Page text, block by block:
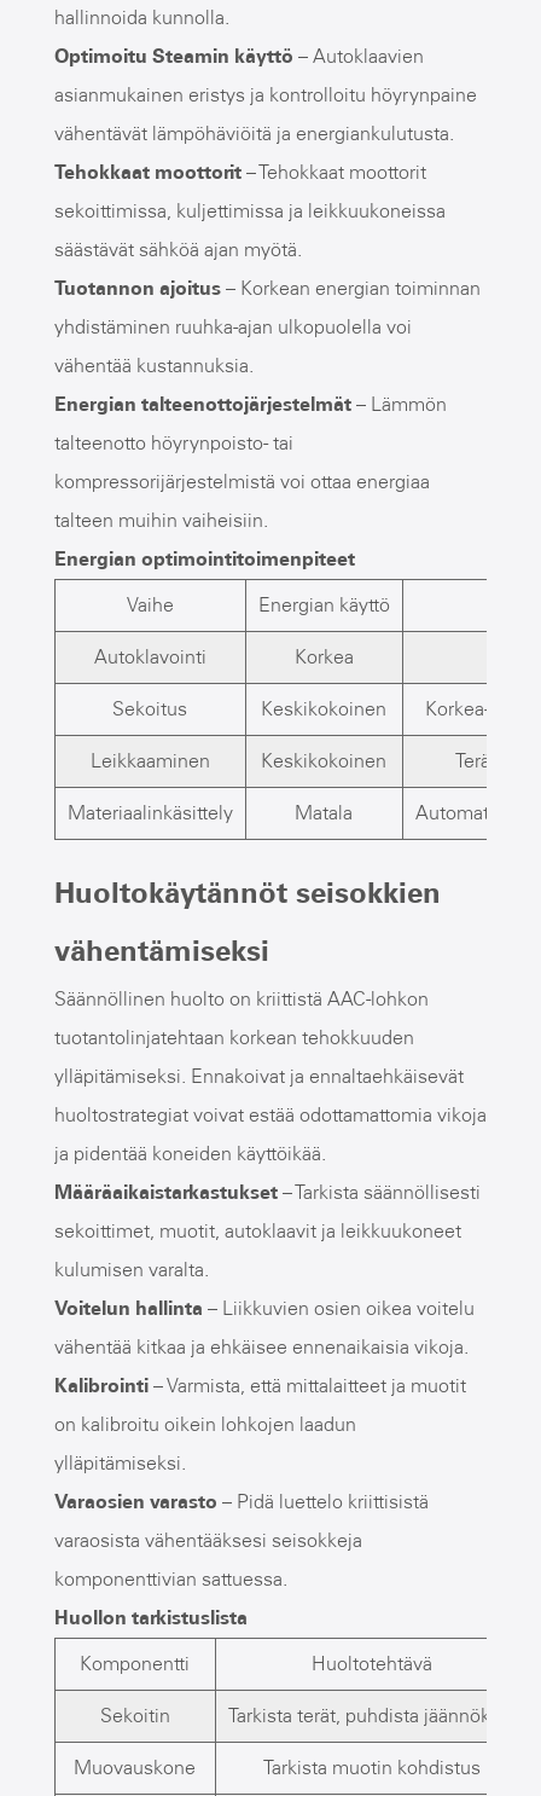
hallinnoida kunnolla.
Optimoitu Steamin käyttö – Autoklaavien
asianmukainen eristys ja kontrolloitu höyrynpaine
vähentävät lämpöhäviöitä ja energiankulutusta.
Tehokkaat moottorit – Tehokkaat moottorit
sekoittimissa, kuljettimissa ja leikkuukoneissa
säästävät sähköä ajan myötä.
Tuotannon ajoitus – Korkean energian toiminnan
yhdistäminen ruuhka-ajan ulkopuolella voi
vähentää kustannuksia.
Energian talteenottojärjestelmät – Lämmön
talteenotto höyrynpoisto- tai
kompressorijärjestelmistä voi ottaa energiaa
talteen muihin vaiheisiin.
Energian optimointitoimenpiteet
Vaihe
Energian käyttö
Autoklavointi Korkea
Sekoitus Keskikokoinen Korkea-
Leikkaaminen Keskikokoinen Terän
Materiaalinkäsittely Matala
Huoltokäytännöt seisokkien
vähentämiseksi
Säännöllinen huolto on kriittistä AAC-lohkon
tuotantolinjatehtaan korkean tehokkuuden
ylläpitämiseksi. Ennakoivat ja ennaltaehkäisevät
huoltostrategiat voivat estää odottamattomia vikoja
ja pidentää koneiden käyttöikää.
Määräaikaistarkastukset – Tarkista säännöllisesti
sekoittimet, muotit, autoklaavit ja leikkuukoneet
kulumisen varalta.
Voitelun hallinta – Liikkuvien osien oikea voitelu
vähentää kitkaa ja ehkäisee ennenaikaisia vikoja.
Kalibrointi – Varmista, että mittalaitteet ja muotit
on kalibroitu oikein lohkojen laadun
ylläpitämiseksi.
Varaosien varasto – Pidä luettelo kriittisistä
varaosista vähentääksesi seisokkeja
komponenttivian sattuessa.
Huollon tarkistuslista
Komponentti
Huoltotehtävä
Sekoitin Tarkista terät, puhdista jäännökset
Muovauskone Tarkista muotin kohdistus